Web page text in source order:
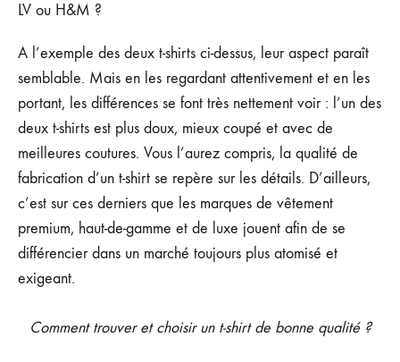
LV ou H&M ?
A l’exemple des deux t-shirts ci-dessus, leur aspect paraît
semblable. Mais en les regardant attentivement et en les
portant, les différences se font très nettement voir : l’un des
deux t-shirts est plus doux, mieux coupé et avec de
meilleures coutures. Vous l’aurez compris, la qualité de
fabrication d’un t-shirt se repère sur les détails. D’ailleurs,
c’est sur ces derniers que les marques de vêtement
premium, haut-de-gamme et de luxe jouent afin de se
différencier dans un marché toujours plus atomisé et
exigeant.
Comment trouver et choisir un t-shirt de bonne qualité ?